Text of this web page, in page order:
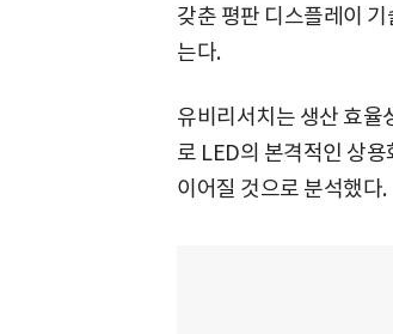
갖춘 평판 디스플레이
는다.
유비리서치는 생산 효율
로 LED의 본격적인 상
이어질 것으로 분석했다.